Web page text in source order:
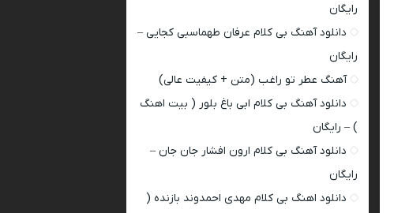
رایگان
دانلود آهنگ بی کلام عرفان طهماسبی کجایی –
رایگان
آهنگ عطر تو راغب (متن + کیفیت عالی)
دانلود آهنگ بی کلام ابی باغ بلور ( بیت اهنگ
) – رایگان
دانلود آهنگ بی کلام ارون افشار جان جان –
رایگان
دانلود اهنگ بی کلام مهدی احمدوند بازنده (